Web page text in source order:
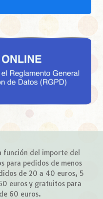
función del importe del
para pedidos de menos
de 20 a 40 euros, 5
euros y gratuitos para
60 euros.